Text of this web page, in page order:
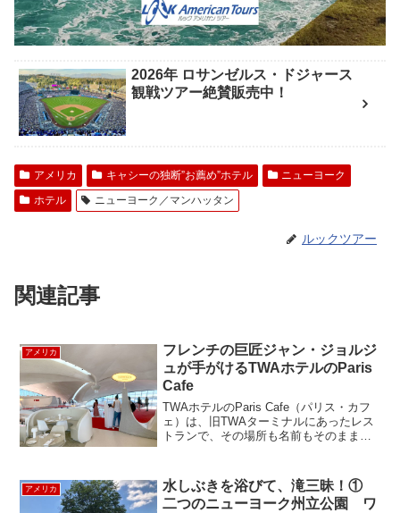
2026年 ロサンゼルス・ドジャース
観戦ツアー絶賛販売中！
アメリカ キャシーの独断”お薦め”ホテル
ニューヨーク
ホテル
ニューヨーク／マンハッタン
ルックツアー
関連記事
アメリカ
フレンチの巨匠ジャン・ジョルジ
ュが手がけるTWAホテルのParis
Cafe
TWAホテルのParis Cafe（パリス・カフ
ェ）は、旧TWAターミナルにあったレス
トランで、その場所も名前もそのまま引
変わってオープンしました。ニューヨー
ク市内のジ...
アメリカ
水しぶきを浴びて、滝三昧！①
二つのニューヨーク州立公園 ワ